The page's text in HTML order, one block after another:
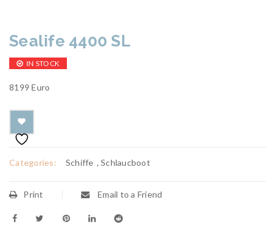
Sealife 4400 SL
IN STOCK
8199 Euro
Categories: Schiffe , Schlaucboot
Print Email to a Friend